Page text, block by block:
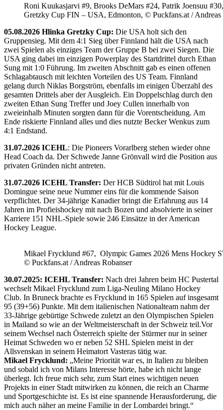
Roni Kuukasjarvi #9, Brooks DeMars #24, Patrik Joensuu
Gretzky Cup FIN – USA, Edmonton, © Puckfans.at / Andreas
05.08.2026 Hlinka Gretzky Cup: Die USA holt sich den
Gruppensieg. Mit dem 4:1 Sieg über Finnland hält die USA nach
zwei Spielen als einziges Team der Gruppe B bei zwei Siegen. Die
USA ging dabei im einzigen Powerplay des Startdrittel durch Ethan
Sung mit 1:0 Führung. Im zweiten Abschnitt gab es einen offenen
Schlagabtausch mit leichten Vorteilen des US Team. Finnland
gelang durch Niklas Borgström, ebenfalls im einigen Überzahl des
gesamten Drittels aber der Ausgleich. Ein Doppelschlag durch den
zweiten Ethan Sung Treffer und Joey Cullen innerhalb von
zweieinhalb Minuten sorgten dann für die Vorentscheidung. Am
Ende riskierte Finnland alles und dies nutzte Becker Wenkus zum
4:1 Endstand.
31.07.2026 ICEHL: Die Pioneers Vorarlberg stehen wieder ohne
Head Coach da. Der Schwede Janne Grönvall wird die Position aus
privaten Gründen nicht antreten.
31.07.2026 ICEHL Transfer: Der HCB Südtirol hat mit Louis
Domingue seine neue Nummer eins für die kommende Saison
verpflichtet. Der 34-jährige Kanadier bringt die Erfahrung aus 14
Jahren im Profieishockey mit nach Bozen und absolvierte in seiner
Karriere 151 NHL-Spiele sowie 246 Einsätze in der American
Hockey League.
Mikael Frycklund #67, Olympic Games 2026 Mens Hockey
© Puckfans.at / Andreas Robanser
30.07.2025: ICEHL Transfer: Nach drei Jahren beim HC Pustertal
wechselt Mikael Frycklund zum Liga-Neuling Milano Hockey
Club. In Bruneck brachte es Frycklund in 165 Spielen auf insgesamt
95 (39+56) Punkte. Mit dem italienischen Nationalteam nahm der
33-Jährige gebürtige Schwede zuletzt an den Olympischen Spielen
in Mailand so wie an der Weltmeisterschaft in der Schweiz teil.Vor
seinem Wechsel nach Österreich spielte der Stürmer nur in seiner
Heimat Schweden wo er neben 52 SHL Spielen meist in der
Allsvenskan in seinem Heimatort Vasteras tätig war.
Mikael Frycklund: „Meine Priorität war es, in Italien zu bleiben
und sobald ich von Milans Interesse hörte, habe ich nicht lange
überlegt. Ich freue mich sehr, zum Start eines wichtigen neuen
Projekts in einer Stadt mitwirken zu können, die reich an Charme
und Sportgeschichte ist. Es ist eine spannende Herausforderung, die
mich auch näher an meine Familie in der Lombardei bringt.“